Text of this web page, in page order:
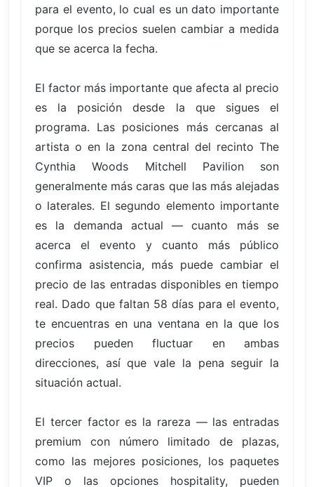
para el evento, lo cual es un dato importante
porque los precios suelen cambiar a medida
que se acerca la fecha.
El factor más importante que afecta al precio
es la posición desde la que sigues el
programa. Las posiciones más cercanas al
artista o en la zona central del recinto The
Cynthia Woods Mitchell Pavilion son
generalmente más caras que las más alejadas
o laterales. El segundo elemento importante
es la demanda actual — cuanto más se
acerca el evento y cuanto más público
confirma asistencia, más puede cambiar el
precio de las entradas disponibles en tiempo
real. Dado que faltan 58 días para el evento,
te encuentras en una ventana en la que los
precios pueden fluctuar en ambas
direcciones, así que vale la pena seguir la
situación actual.
El tercer factor es la rareza — las entradas
premium con número limitado de plazas,
como las mejores posiciones, los paquetes
VIP o las opciones hospitality, pueden